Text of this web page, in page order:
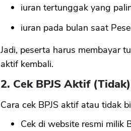
iuran tertunggak yang
iuran pada bulan saat
Jadi, peserta harus membayar
aktif kembali.
2. Cek BPJS Aktif (Tidak)
Cara cek BPJS aktif atau tidak
Cek di website resmi milik